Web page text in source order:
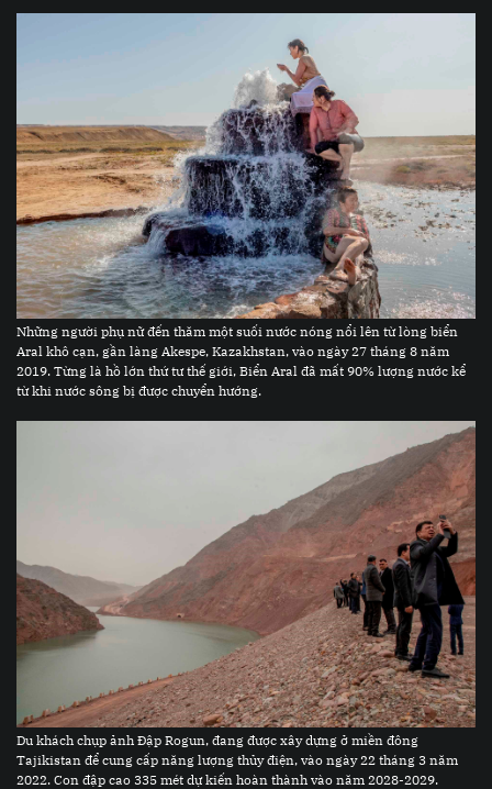
Những người phụ nữ đến thăm một suối nước nóng nổi lên từ lòng biển
Aral khô cạn, gần làng Akespe, Kazakhstan, vào ngày 27 tháng 8 năm
2019. Từng là hồ lớn thứ tư thế giới, Biển Aral đã mất 90% lượng nước kể
từ khi nước sông bị được chuyển hướng.
Du khách chụp ảnh Đập Rogun, đang được xây dựng ở miền đông
Tajikistan để cung cấp năng lượng thủy điện, vào ngày 22 tháng 3 năm
2022. Con đập cao 335 mét dự kiến hoàn thành vào năm 2028-2029.